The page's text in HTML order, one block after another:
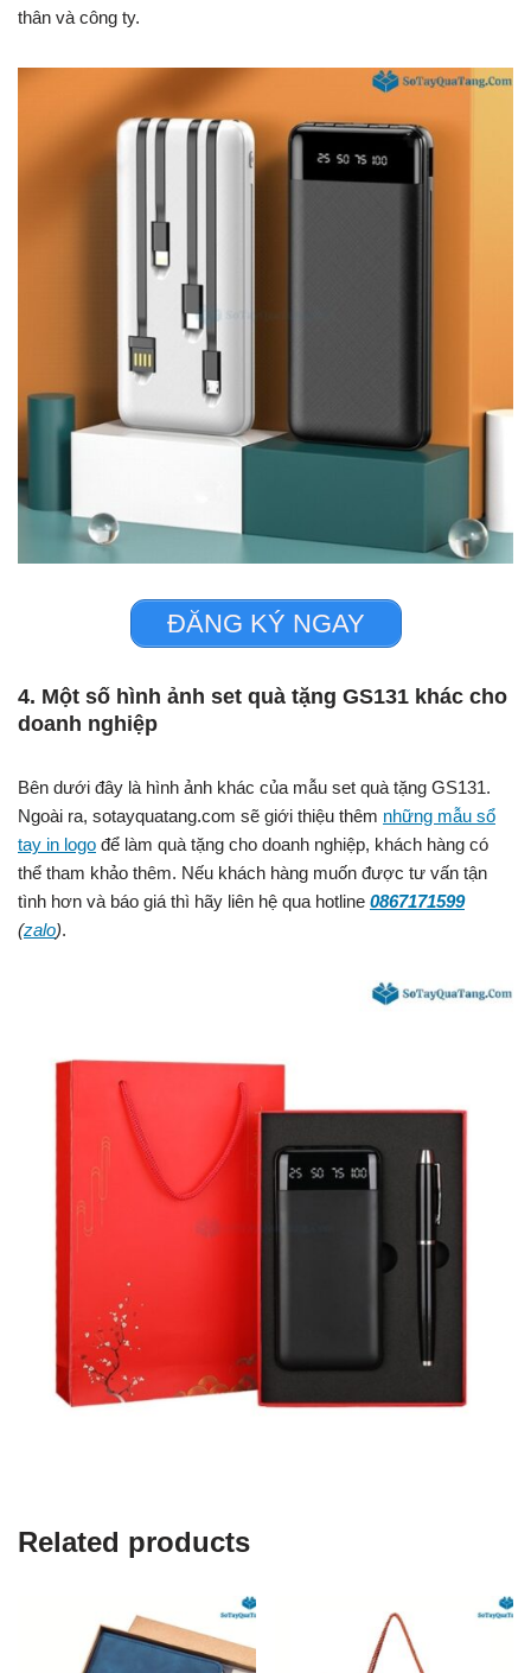
thân và công ty.
ĐĂNG KÝ NGAY
4. Một số hình ảnh set quà tặng GS131 khác cho
doanh nghiệp
Bên dưới đây là hình ảnh khác của mẫu set quà tặng GS131.
Ngoài ra, sotayquatang.com sẽ giới thiệu thêm những mẫu sổ
tay in logo để làm quà tặng cho doanh nghiệp, khách hàng có
thể tham khảo thêm. Nếu khách hàng muốn được tư vấn tận
tình hơn và báo giá thì hãy liên hệ qua hotline 0867171599
(zalo).
Related products